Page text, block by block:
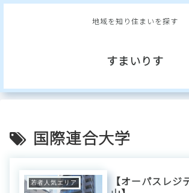
地域を知り住まいを探す
すまいりす
国際連合大学
若者人気エリア
【オーパスレジ